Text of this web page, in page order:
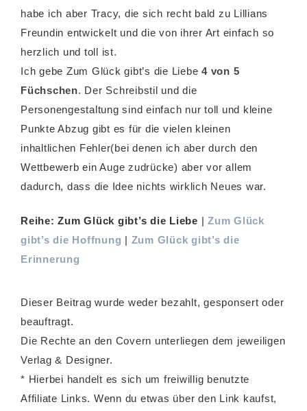
habe ich aber Tracy, die sich recht bald zu Lillians
Freundin entwickelt und die von ihrer Art einfach so
herzlich und toll ist.
Ich gebe Zum Glück gibt’s die Liebe 4 von 5
Füchschen. Der Schreibstil und die
Personengestaltung sind einfach nur toll und kleine
Punkte Abzug gibt es für die vielen kleinen
inhaltlichen Fehler(bei denen ich aber durch den
Wettbewerb ein Auge zudrücke) aber vor allem
dadurch, dass die Idee nichts wirklich Neues war.
Reihe: Zum Glück gibt’s die Liebe | Zum Glück
gibt’s die Hoffnung | Zum Glück gibt’s die
Erinnerung
Dieser Beitrag wurde weder bezahlt, gesponsert oder
beauftragt.
Die Rechte an den Covern unterliegen dem jeweiligen
Verlag & Designer.
* Hierbei handelt es sich um freiwillig benutzte
Affiliate Links. Wenn du etwas über den Link kaufst,